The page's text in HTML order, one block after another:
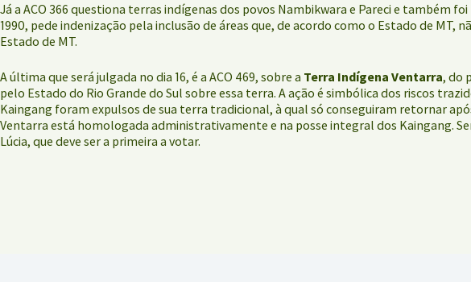
Já a ACO 366 questiona terras indígenas dos povos Nambikwara e Pareci e também
1990, pede indenização pela inclusão de áreas que, de acordo como o Estado de
Estado de MT.
A última que será julgada no dia 16, é a ACO 469, sobre a Terra Indígena Ventarra, do
pelo Estado do Rio Grande do Sul sobre essa terra. A ação é simbólica dos riscos
Kaingang foram expulsos de sua terra tradicional, à qual só conseguiram retornar
Ventarra está homologada administrativamente e na posse integral dos Kaingang.
Lúcia, que deve ser a primeira a votar.